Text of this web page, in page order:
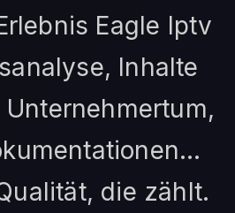
Eagle Iptv
Inhalte
die zählt.